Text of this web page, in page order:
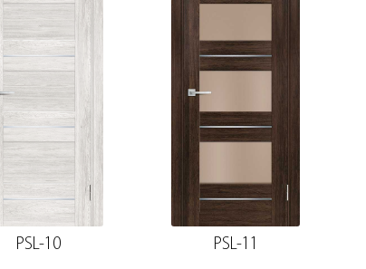
PSL-10 PSL-11